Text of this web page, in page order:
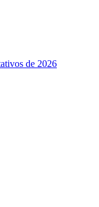
de 2026